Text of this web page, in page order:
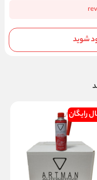
شوید
رایگان